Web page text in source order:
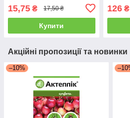
15,75 ₴ 17,50 ₴
Купити
Адіант
126₴
Акційні пропозиції та новинки
–10%